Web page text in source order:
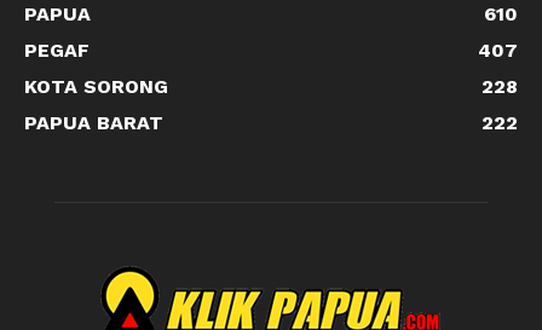
PAPUA
610
PEGAF
407
KOTA SORONG
228
PAPUA BARAT
222